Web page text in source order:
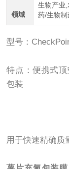
领域
生物产业,
药/生物制
型号：
特点：便携式
包装
用于快速精确质